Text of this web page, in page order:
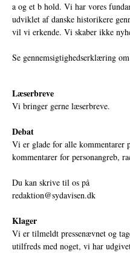
a og et b hold. Vi har vores
udviklet af danske historikere
vil vi erkende. Vi skaber ikke
Se gennemsigtighedserklæring
Læserbreve
Vi bringer gerne læserbreve.
Debat
Vi er glade for alle kommentarer
kommentarer for personangreb,
Du kan skrive til os på
redaktion@sydavisen.dk
Klager
Vi er tilmeldt pressenævnet og
utilfreds med noget, vi har